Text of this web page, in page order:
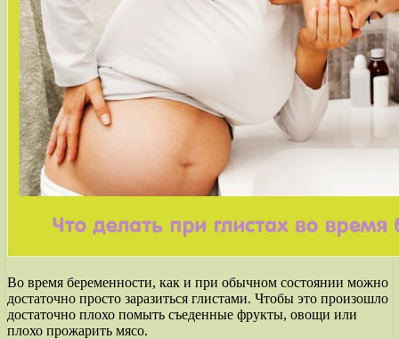
Во время беременности, как и при обычном состоянии можно
достаточно просто заразиться глистами. Чтобы это произошло
достаточно плохо помыть съеденные фрукты, овощи или
плохо прожарить мясо.